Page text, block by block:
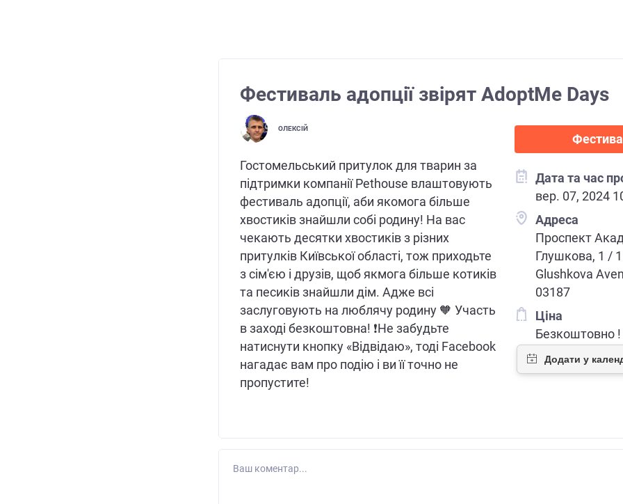
Фестиваль адопції звірят AdoptMe Days
ОЛЕКСІЙ
Гостомельський притулок для тварин за
підтримки компанії Pethouse влаштовують
фестиваль адопції, аби якомога більше
хвостиків знайшли собі родину! На вас
чекають десятки хвостиків з різних
притулків Київської області, тож приходьте
з сім'єю і друзів, щоб якмога більше котиків
та песиків знайшли дім. Адже всі
заслуговують на люблячу родину 🧡 Участь
в заході безкоштовна! ❗️Не забудьте
натиснути кнопку «Відвідаю», тоді Facebook
нагадає вам про подію і ви її точно не
пропустите!
Дата та час
вер. 07, 2024
Адреса
Проспект
Глушкова, 1 /
Glushkova
03187
Ціна
Безкоштовно !
Ваш коментар...